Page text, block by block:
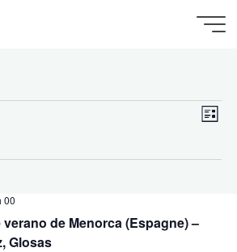
par
de
Liste
de Menorca (Espagne) –
Glosas
00